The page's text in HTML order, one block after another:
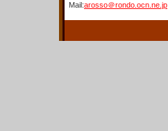
Mail:arosso＠rondo.ocn.ne.jp